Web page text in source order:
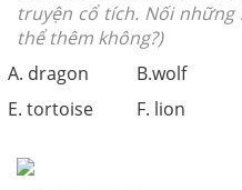
truyện cổ tích. Nối
thể thêm không?)
A. dragon
B.wolf
E. tortoise
F. lion